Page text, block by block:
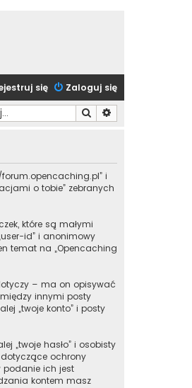
Zaloguj się
się
Szukaj
forum.opencaching.pl” i
o tobie” zebranych
które są małymi
id” i anonimowy
temat na „Opencaching
– ma on opisywać
innymi posty
„twoje konto” i posty
„twoje hasło” i osobisty
ochrony
podanie ich jest
kontem masz